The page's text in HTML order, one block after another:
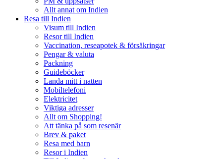
Allt annat om Indien
Resa till Indien
Visum till Indien
Resor till Indien
Vaccination, reseapotek & försäkringar
Pengar & valuta
Packning
Guideböcker
Landa mitt i natten
Mobiltelefoni
Elektricitet
Viktiga adresser
Allt om Shopping!
Att tänka på som resenär
Brev & paket
Resa med barn
Resor i Indien